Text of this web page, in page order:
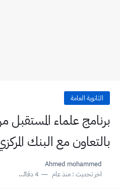
الثانوية العامة
برنامج علماء المستقبل
بالتعاون مع البنك
Ahmed mohammed
اخر تحديث :منذ عام 4 دقائق للقراءة